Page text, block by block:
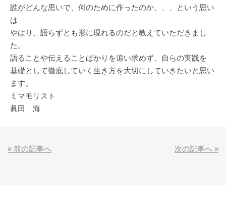
誰がどんな思いで、何のために作ったのか、、、という思い
は
やはり、語らずとも形に現れるのだと教えていただきまし
た。
語ることや伝えることばかりを追い求めず、自らの実践を
基礎として徹底していく生き方を大切にしていきたいと思い
ます。
ミマモリスト
眞田 海
« 前の記事へ 次の記事へ »